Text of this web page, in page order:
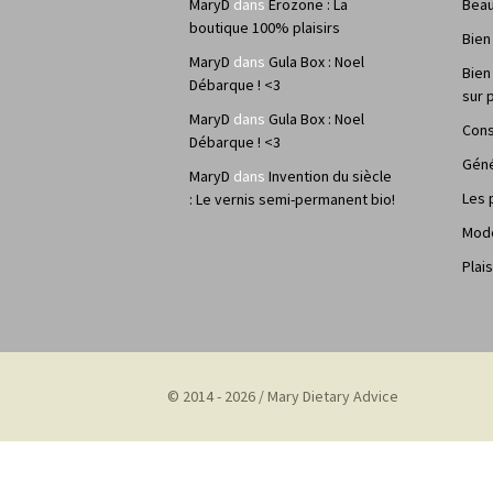
MaryD dans Erozone : La
boutique 100% plaisirs
MaryD dans Gula Box : Noel
Débarque ! <3
MaryD dans Gula Box : Noel
Débarque ! <3
MaryD dans Invention du siècle
: Le vernis semi-permanent bio!
sur
Les
© 2014 - 2026 / Mary Dietary Advice